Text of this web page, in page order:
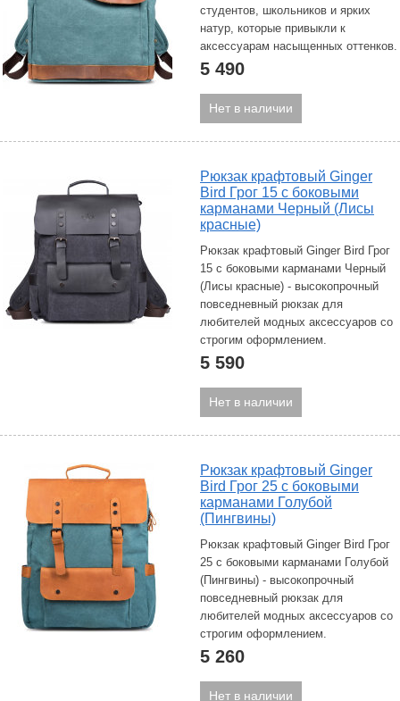
студентов, школьников и ярких
натур, которые привыкли к
аксессуарам насыщенных оттенков.
5 490
Нет в наличии
Рюкзак крафтовый Ginger
Bird Грог 15 с боковыми
карманами Черный (Лисы
красные)
Рюкзак крафтовый Ginger Bird Грог
15 с боковыми карманами Черный
(Лисы красные) - высокопрочный
повседневный рюкзак для
любителей модных аксессуаров со
строгим оформлением.
5 590
Нет в наличии
Рюкзак крафтовый Ginger
Bird Грог 25 с боковыми
карманами Голубой
(Пингвины)
Рюкзак крафтовый Ginger Bird Грог
25 с боковыми карманами Голубой
(Пингвины) - высокопрочный
повседневный рюкзак для
любителей модных аксессуаров со
строгим оформлением.
5 260
Нет в наличии